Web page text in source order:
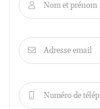
 Nom et prénom
 Adresse email
Numéro de